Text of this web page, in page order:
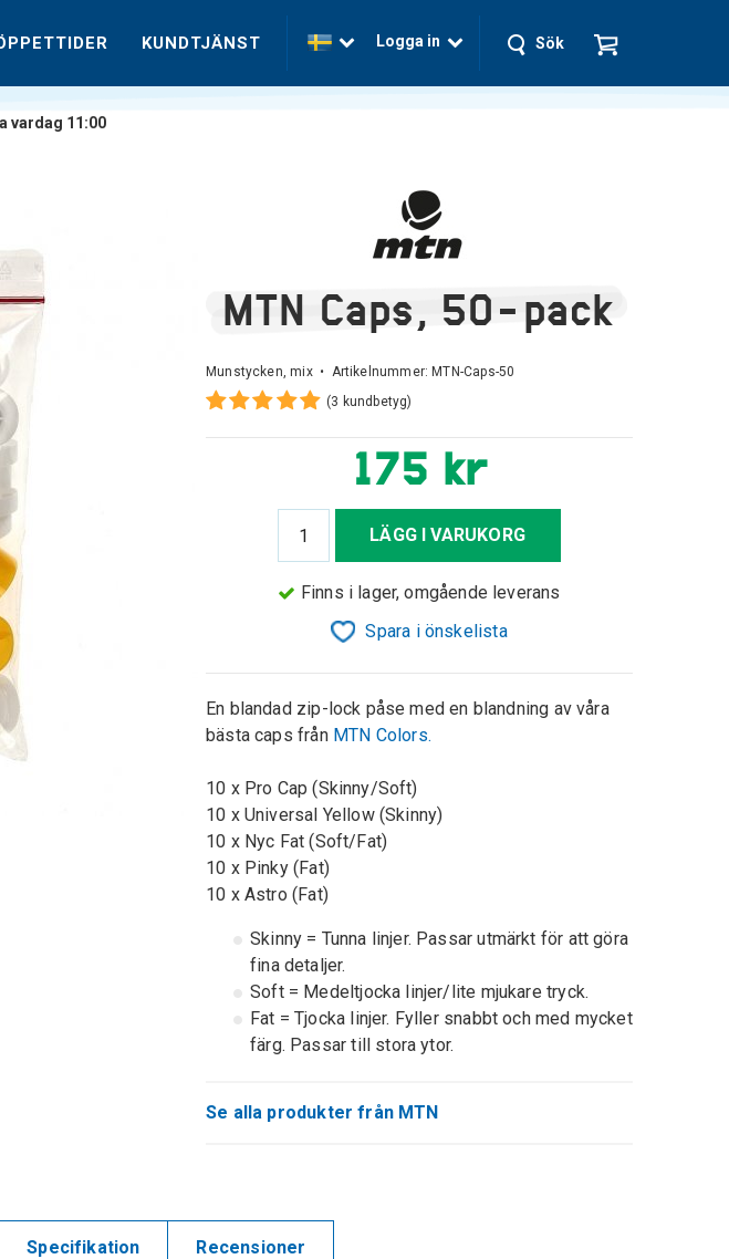
KUNDTJÄNST Logga in Sök
vardag 11:00
MTN Caps, 50-pack
Munstycken, mix • Artikelnummer: MTN-Caps-50
(3 kundbetyg)
175 kr
LÄGG I VARUKORG
Finns i lager, omgående leverans
Spara i önskelista
En blandad zip-lock påse med en blandning av våra
bästa caps från MTN Colors.
10 x Pro Cap (Skinny/Soft)
10 x Universal Yellow (Skinny)
10 x Nyc Fat (Soft/Fat)
10 x Pinky (Fat)
10 x Astro (Fat)
Skinny = Tunna linjer. Passar utmärkt för att göra
fina detaljer.
Soft = Medeltjocka linjer/lite mjukare tryck.
Fat = Tjocka linjer. Fyller snabbt och med mycket
färg. Passar till stora ytor.
Se alla produkter från MTN
Specifikation Recensioner